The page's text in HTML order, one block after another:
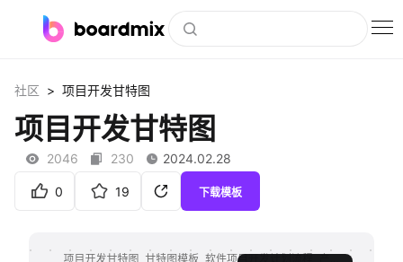
社区资源
下载
社区 > 项目开发甘特图
项目开发甘特图
2046 230 2024.02.28
0 19 下载模板